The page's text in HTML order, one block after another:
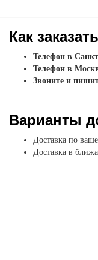
Как
Телефон в
Телефон в
Звоните и
Варианты
Доставка по
Доставка в